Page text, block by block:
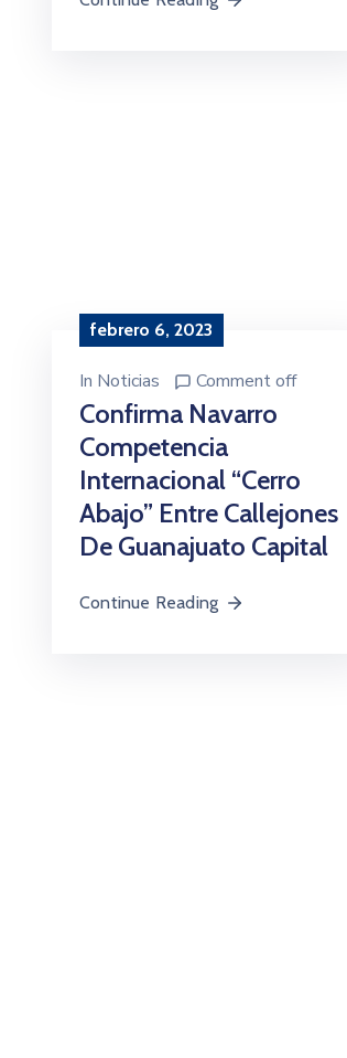
febrero 6, 2023
In Noticias Comment off
Confirma Navarro
Competencia
Internacional “Cerro
Abajo” Entre Callejones
De Guanajuato Capital
Continue Reading